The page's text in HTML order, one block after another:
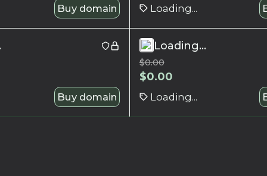
Buy domain Loading...
Buy domain
Loading...
$0.00
$0.00
Loading...